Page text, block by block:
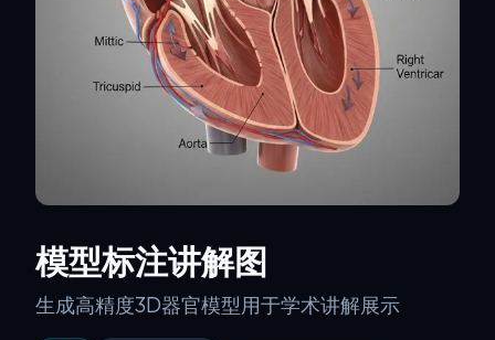
模型标注讲解图
生成高精度3D器官模型用于学术讲解展示